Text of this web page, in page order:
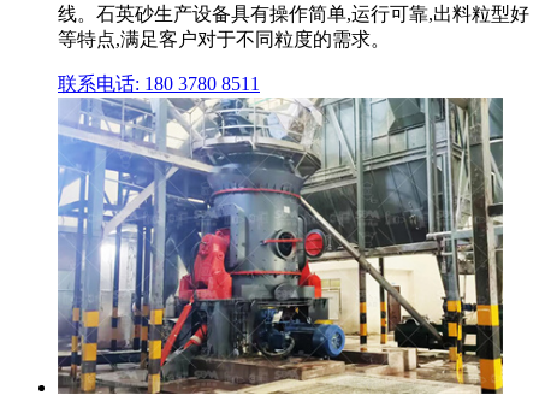
线。石英砂生产设备具有操作简单,运行可靠,出料粒型好
等特点,满足客户对于不同粒度的需求。
联系电话: 180 3780 8511